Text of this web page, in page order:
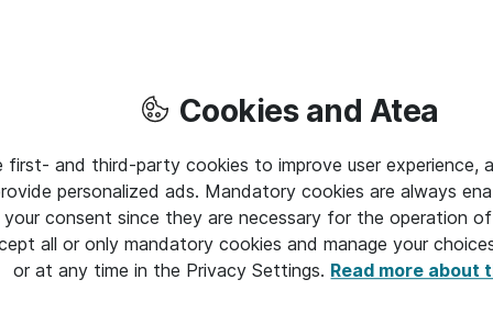
og
24/7 support service af dedikerede backup-
specialister
Cookies and Atea
first- and third-party cookies to improve user experience,
personalized ads. Mandatory cookies are always
your consent since they are necessary for the operation
all or only mandatory cookies and manage your
or at any time in the Privacy Settings. Read more about